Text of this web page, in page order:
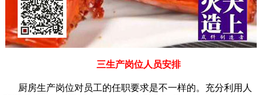
三生产岗位人员安排
厨房生产岗位对员工的任职要求是不一样的。充分利用人